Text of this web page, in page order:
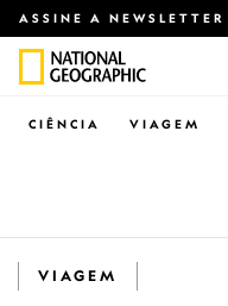
ASSINE A NEWSLETTER
CIÊNCIA VIAGEM
VIAGEM